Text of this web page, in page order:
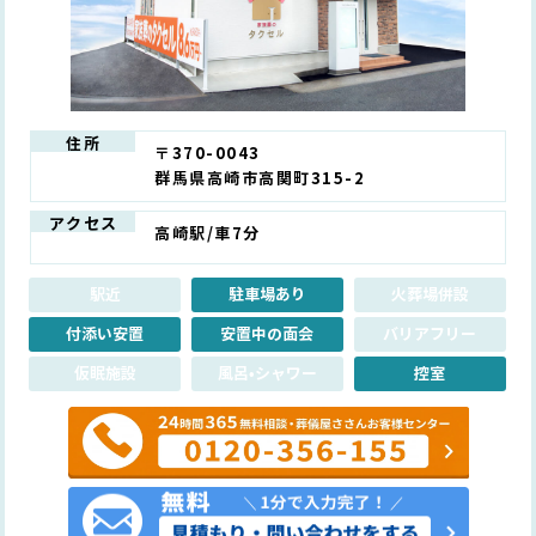
住所
〒370-0043
群馬県高崎市高関町315-2
アクセス 高崎駅/車7分
駅近 駐車場あり
火葬場併設
付添い安置
安置中の面会
バリアフリー
仮眠施設
風呂•シャワー 控室